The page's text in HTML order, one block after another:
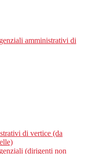
amministrativi di
di vertice (da
(dirigenti non